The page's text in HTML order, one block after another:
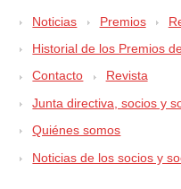
Noticias Premios
Historial de los Premios
Contacto
Revista
Junta directiva, socios y
Quiénes somos
Noticias de los socios y